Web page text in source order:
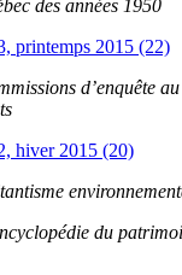
des années 1950
printemps 2015 (22)
d’enquête
hiver 2015 (20)
du